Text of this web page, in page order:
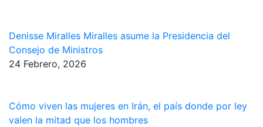
Denisse Miralles Miralles asume la Presidencia del
Consejo de Ministros
24 Febrero, 2026
Cómo viven las mujeres en Irán, el país donde por ley
valen la mitad que los hombres